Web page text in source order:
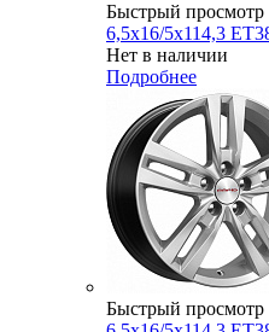
Быстрый просмотр
6,5x16/5x114,3
Нет в наличии
Подробнее
Быстрый просмотр